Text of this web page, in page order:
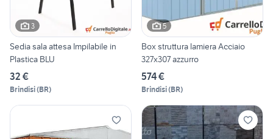
3
Sedia sala attesa Impilabile in
Plastica BLU
32 €
Brindisi(BR)
5
Box struttura lamiera Acciaio
327x307 azzurro
574 €
Brindisi(BR)